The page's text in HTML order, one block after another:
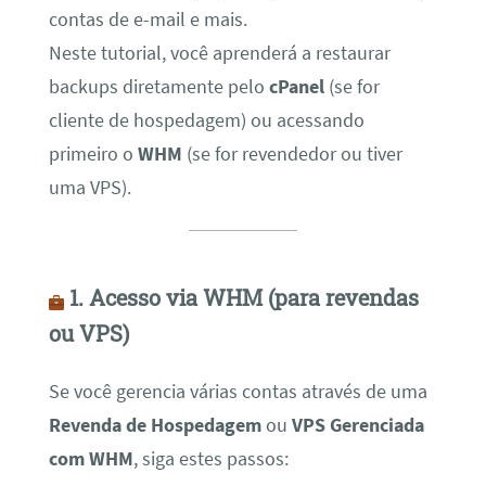
contas de e-mail e mais.
Neste tutorial, você aprenderá a restaurar
backups diretamente pelo cPanel(se for
cliente de hospedagem) ou acessando
primeiro o WHM (se for revendedor ou tiver
uma VPS).
1. Acesso via WHM (para revendas
ou VPS)
Se você gerencia várias contas através de uma
Revenda de Hospedagemou VPS Gerenciada
com WHM, siga estes passos: